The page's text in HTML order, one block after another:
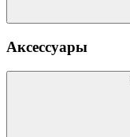
Аксессуары